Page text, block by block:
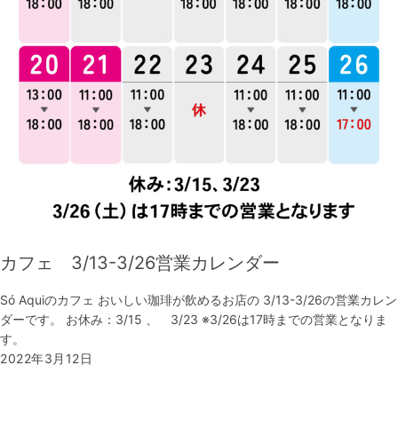
カフェ 3/13-3/26営業カレンダー
Só Aquiのカフェ おいしい珈琲が飲めるお店の 3/13-3/26の営業カレン
ダーです。 お休み：3/15 、 3/23 ※3/26は17時までの営業となりま
す。
2022年3月12日